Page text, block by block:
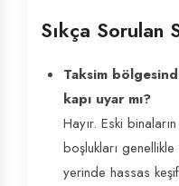
Sıkça Sorulan
Taksim
kapı uyar mı?
Hayır. Eski
boşlukları genellikle
yerinde hassas